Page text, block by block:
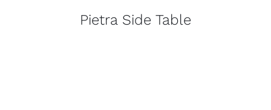
Pietra Side Table